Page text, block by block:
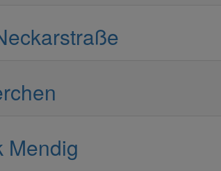
Mendig